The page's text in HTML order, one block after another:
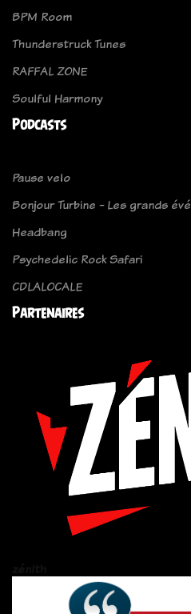
BPM Room
Thunderstruck Tunes
RAFFAL ZONE
Soulful Harmony
Podcasts
Pause velo
Bonjour Turbine - Les grands
Headbang
Psychedelic Rock Safari
CDLALOCALE
Partenaires